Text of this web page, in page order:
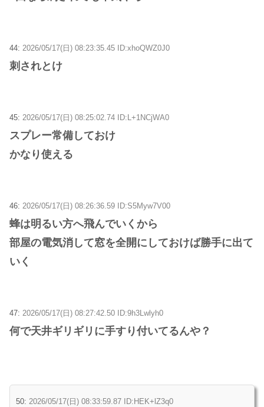
44: 2026/05/17(日) 08:23:35.45 ID:xhoQWZ0J0
刺されとけ
45: 2026/05/17(日) 08:25:02.74 ID:L+1NCjWA0
スプレー常備しておけ
かなり使える
46: 2026/05/17(日) 08:26:36.59 ID:S5Myw7V00
蜂は明るい方へ飛んでいくから
部屋の電気消して窓を全開にしておけば勝手に出て
いく
47: 2026/05/17(日) 08:27:42.50 ID:9h3Lwlyh0
何で天井ギリギリに手すり付いてるんや？
50: 2026/05/17(日) 08:33:59.87 ID:HEK+lZ3q0